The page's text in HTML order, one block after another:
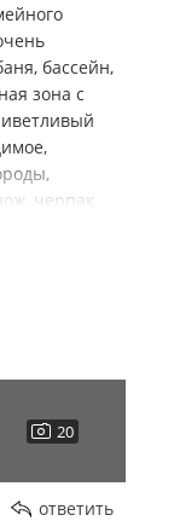
бассейн,
зона с
черпак,
Всё что
ответить